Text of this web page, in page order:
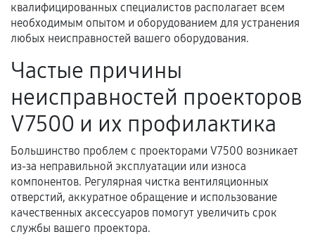
Документы для подтверждения
гарантии
Акт выполненных работ с датой, перечнем
услуг и сроком гарантии.
Документы на установленные комплектующие
и кассовый чек.
Расширенная гарантия
В некоторых случаях возможно оформление
квалифицированных специалистов располагает всем
необходимым опытом и оборудованием для устранения
любых неисправностей вашего оборудования.
Частые причины
неисправностей проекторов
V7500 и их профилактика
Большинство проблем с проекторами V7500 возникает
из-за неправильной эксплуатации или износа
компонентов. Регулярная чистка вентиляционных
отверстий, аккуратное обращение и использование
качественных аксессуаров помогут увеличить срок
службы вашего проектора.